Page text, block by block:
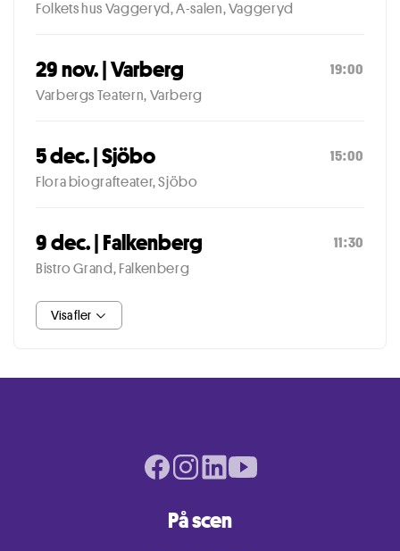
Folkets hus Vaggeryd, A-salen, Vaggeryd
29 nov. | Varberg
Varbergs Teatern, Varberg
19:00
5 dec. | Sjöbo
Flora biografteater, Sjöbo
15:00
9 dec. | Falkenberg
Bistro Grand, Falkenberg
11:30
Visa fler
På scen
Facebook page
Instagram page
LinkedIn pageYoutube page